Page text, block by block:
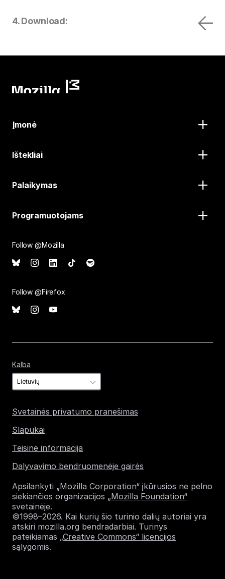
4. Download:
Įmonė
Ištekliai
Palaikymas
Programuotojams
Follow @Mozilla
Follow @Firefox
Kalba
Svetainės privatumo pranešimas
Slapukai
Teisinė informacija
Dalyvavimo bendruomenėje gairės
Apsilankyti „Mozilla Corporation“ įkūrusios ne pelno
siekiančios organizacijos „Mozilla Foundation“
svetainėje.
©1998–2026. Kai kurių šio turinio dalių autoriai yra
atskiri mozilla.org bendradarbiai. Turinys
pateikiamas „Creative Commons“ licencijos
sąlygomis.